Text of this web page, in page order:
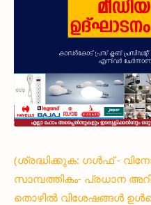
(ശ്രദ്ധിക്കുക: ഗൾഫ് -
സാമ്പത്തികം- പ്രധാന
തൊഴിൽ വിശേഷങ്ങൾ